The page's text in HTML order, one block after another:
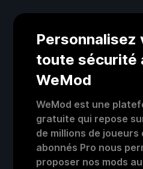
Personnalisez
toute sécurité
WeMod
WeMod est une
gratuite qui repose
de millions de joueurs
abonnés Pro nous
proposer nos mods